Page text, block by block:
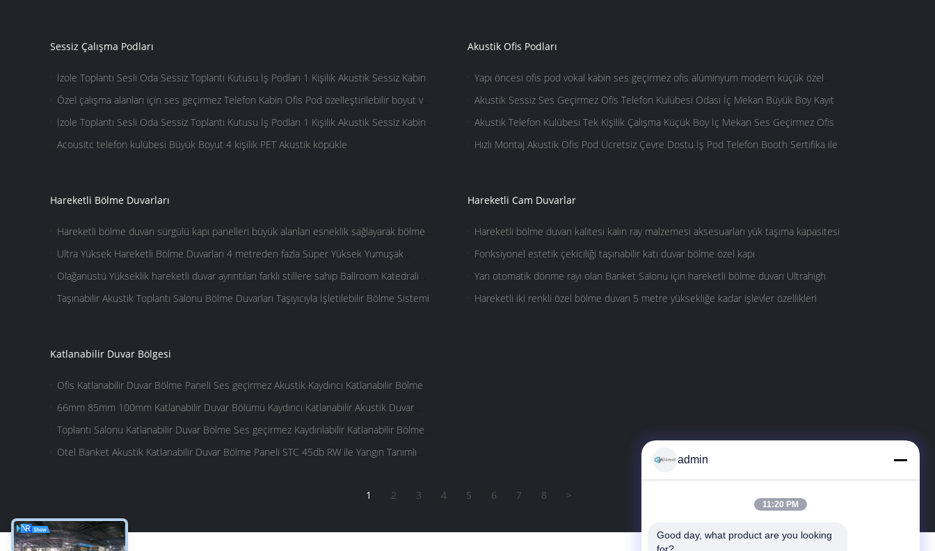
Sessiz Çalışma Podları
İzole Toplantı Sesli Oda Sessiz Toplantı Kutusu İş Podları 1 Kişilik Akustik Sessiz Kabin
Telefon Ofis Booth
Özel çalışma alanları için ses geçirmez Telefon Kabin Ofis Pod özelleştirilebilir boyut ve
kalınlaştırılmış cam
İzole Toplantı Sesli Oda Sessiz Toplantı Kutusu İş Podları 1 Kişilik Akustik Sessiz Kabin
Telefon Ofis Booth
Acousitc telefon kulübesi Büyük Boyut 4 kişilik PET Akustik köpükle
Akustik Ofis Podları
Yapı öncesi ofis pod vokal kabin ses geçirmez ofis alüminyum modern küçük özel
telefon kabinleri
Akustik Sessiz Ses Geçirmez Ofis Telefon Kulübesi Odası İç Mekan Büyük Boy Kayıt
Stüdyosu Kabini Ofis Bölmesi Ses Geçirmez
Akustik Telefon Kulübesi Tek Kişilik Çalışma Küçük Boy İç Mekan Ses Geçirmez Ofis
Bölmesi toptan
Hızlı Montaj Akustik Ofis Pod Ücretsiz Çevre Dostu İş Pod Telefon Booth Sertifika ile
Hareketli Bölme Duvarları
Hareketli bölme duvarı sürgülü kapı panelleri büyük alanları esneklik sağlayarak bölmek
için mimari çözümler
Ultra Yüksek Hareketli Bölme Duvarları 4 metreden fazla Süper Yüksek Yumuşak
Hareketli Otomatik Dönüş Köşe
Olağanüstü Yükseklik hareketli duvar ayrıntıları farklı stillere sahip Ballroom Katedrali
Taşınabilir Akustik Toplantı Salonu Bölme Duvarları Taşıyıcıyla İşletilebilir Bölme Sistemi
Hareketli Cam Duvarlar
Hareketli bölme duvarı kalitesi kalın ray malzemesi aksesuarları yük taşıma kapasitesi
Fonksiyonel estetik çekiciliği taşınabilir katı duvar bölme özel kapı
Yarı otomatik dönme rayı olan Banket Salonu için hareketli bölme duvarı Ultrahigh
Hareketli iki renkli özel bölme duvarı 5 metre yüksekliğe kadar işlevler özellikleri
Katlanabilir Duvar Bölgesi
Ofis Katlanabilir Duvar Bölme Paneli Ses geçirmez Akustik Kaydırıcı Katlanabilir Bölme
66mm 85mm 100mm Katlanabilir Duvar Bölümü Kaydırıcı Katlanabilir Akustik Duvar
Bölümleri
Toplantı Salonu Katlanabilir Duvar Bölme Ses geçirmez Kaydırılabilir Katlanabilir Bölme
Sistemi 65mm
Otel Banket Akustik Katlanabilir Duvar Bölme Paneli STC 45db RW ile Yangın Tanımlı
1 2 3 4 5 6 7 8 >
admin
11:20 PM
Good day, what product are you looking